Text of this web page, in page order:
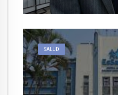
SALUD